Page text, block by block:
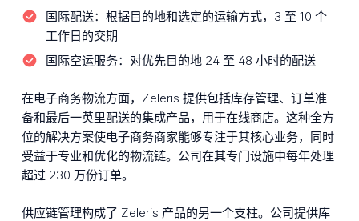
国际配送： 根据目的地和选定的运输方式，3 至 10 个
工作日的交期
国际空运服务： 对优先目的地 24 至 48 小时的配送
在电子商务物流方面，Zeleris 提供包括库存管理、订单准
备和最后一英里配送的集成产品，用于在线商店。这种全方
位的解决方案使电子商务商家能够专注于其核心业务，同时
受益于专业和优化的物流链。公司在其专门设施中每年处理
超过 230 万份订单。
供应链管理构成了 Zeleris 产品的另一个支柱。公司提供库